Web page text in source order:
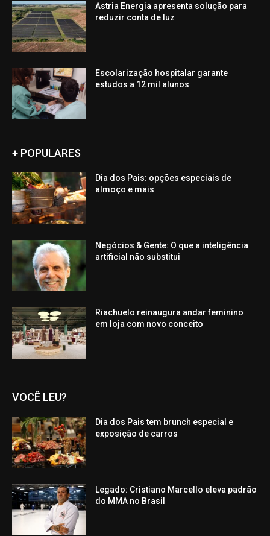
Astria Energia apresenta solução para
reduzir conta de luz
Escolarização hospitalar garante
estudos a 12 mil alunos
+ POPULARES
Dia dos Pais: opções especiais de
almoço e mais
Negócios & Gente: O que a inteligência
artificial não substitui
Riachuelo reinaugura andar feminino
em loja com novo conceito
VOCÊ LEU?
Dia dos Pais tem brunch especial e
exposição de carros
Legado: Cristiano Marcello eleva padrão
do MMA no Brasil